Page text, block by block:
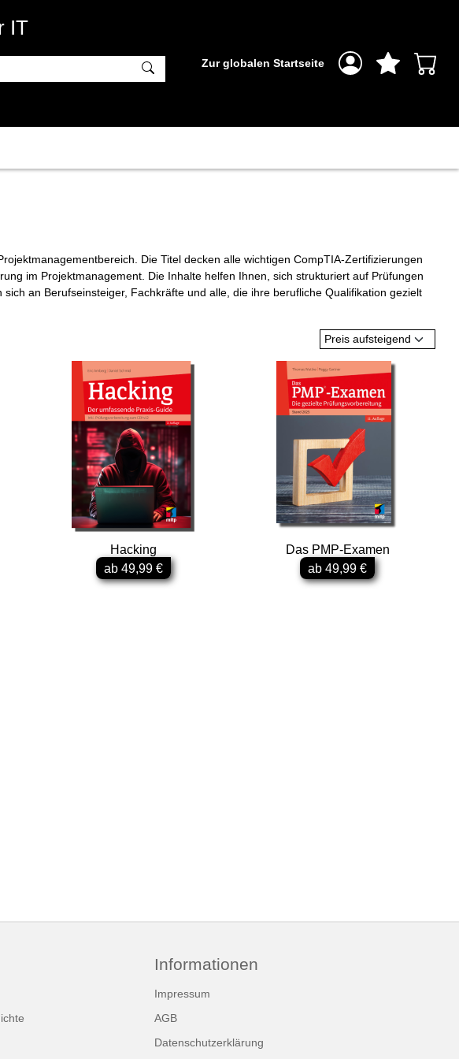
IT
Zur globalen Startseite
Die Titel decken alle wichtigen CompTIA-Zertifizierungen
im Projektmanagement. Die Inhalte helfen Ihnen, sich strukturiert auf Prüfungen
an Berufseinsteiger, Fachkräfte und alle, die ihre berufliche Qualifikation gezielt
Preis aufsteigend
Hacking
ab 49,99 €
Das PMP-Examen
ab 49,99 €
Informationen
Impressum
AGB
Datenschutzerklärung